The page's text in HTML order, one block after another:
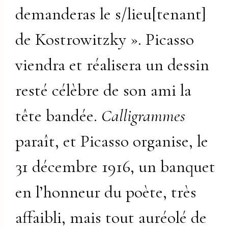
demanderas le s/lieu[tenant]
de Kostrowitzky ». Picasso
viendra et réalisera un dessin
resté célèbre de son ami la
tête bandée. Calligrammes
paraît, et Picasso organise, le
31 décembre 1916, un banquet
en l’honneur du poète, très
affaibli, mais tout auréolé de